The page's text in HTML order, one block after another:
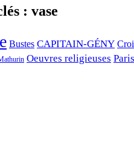
: vase
Bustes CAPITAIN-GÉNY
Oeuvres religieuses